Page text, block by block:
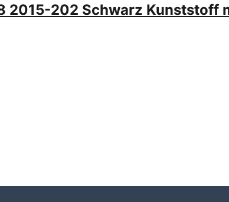
2015-202 Schwarz Kunststoff